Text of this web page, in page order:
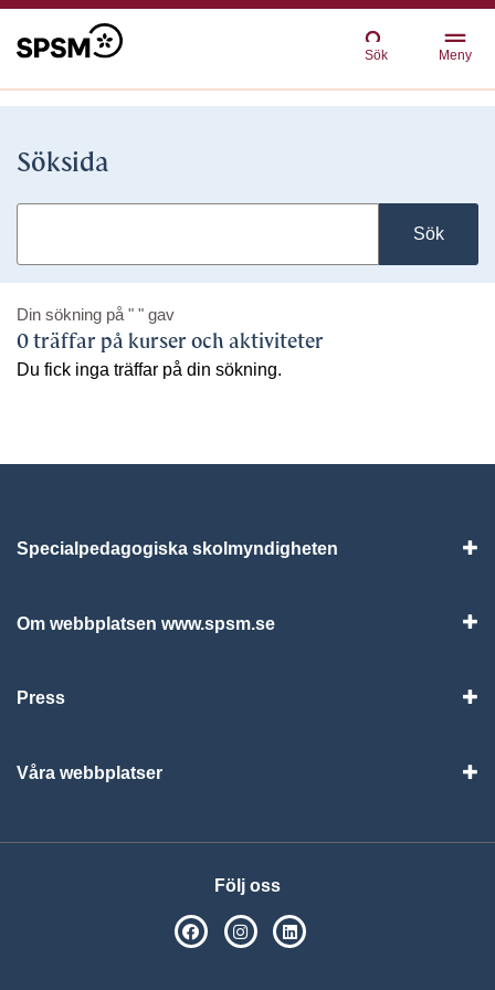
Sök Meny
Söksida
Sök
Din sökning på " " gav
0 träffar på kurser och aktiviteter
Du fick inga träffar på din sökning.
Specialpedagogiska skolmyndigheten
Om webbplatsen www.spsm.se
Press
Våra webbplatser
Följ oss
SPSM på Facebook
SPSM på Instagram